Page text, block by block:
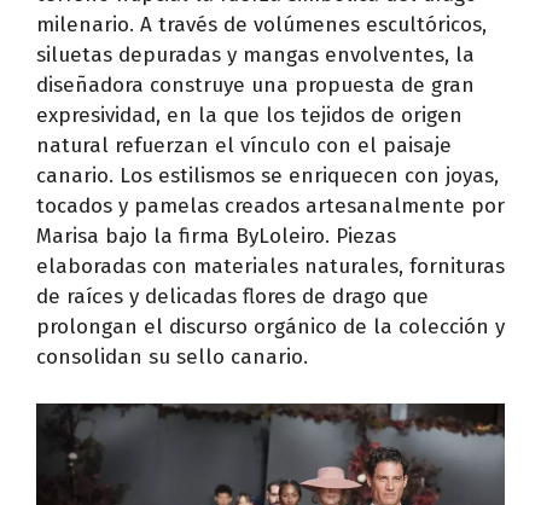
milenario. A través de volúmenes escultóricos,
siluetas depuradas y mangas envolventes, la
diseñadora construye una propuesta de gran
expresividad, en la que los tejidos de origen
natural refuerzan el vínculo con el paisaje
canario. Los estilismos se enriquecen con joyas,
tocados y pamelas creados artesanalmente por
Marisa bajo la firma ByLoleiro. Piezas
elaboradas con materiales naturales, fornituras
de raíces y delicadas flores de drago que
prolongan el discurso orgánico de la colección y
consolidan su sello canario.